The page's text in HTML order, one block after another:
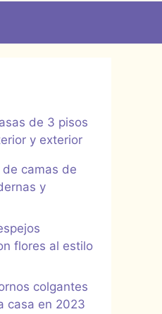
de 3 pisos
y exterior
camas de
y
flores al estilo
colgantes
casa en 2023